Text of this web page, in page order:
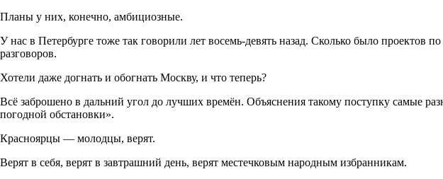
Планы у них, конечно, амбициозные.
У нас в Петербурге тоже так говорили лет восемь-девять назад. Сколько было проектов
разговоров.
Хотели даже догнать и обогнать Москву, и что теперь?
Всё заброшено в дальний угол до лучших времён. Объяснения такому поступку самые
погодной обстановки».
Красноярцы — молодцы, верят.
Верят в себя, верят в завтрашний день, верят местечковым народным избранникам.